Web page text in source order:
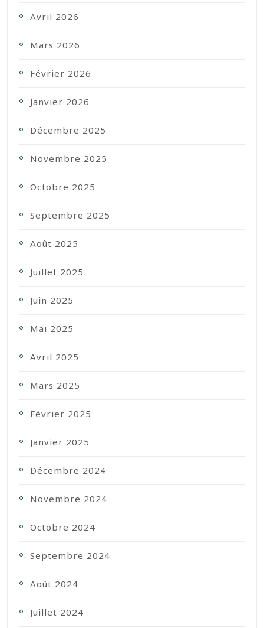
Avril 2026
Mars 2026
Février 2026
Janvier 2026
Décembre 2025
Novembre 2025
Octobre 2025
Septembre 2025
Août 2025
Juillet 2025
Juin 2025
Mai 2025
Avril 2025
Mars 2025
Février 2025
Janvier 2025
Décembre 2024
Novembre 2024
Octobre 2024
Septembre 2024
Août 2024
Juillet 2024